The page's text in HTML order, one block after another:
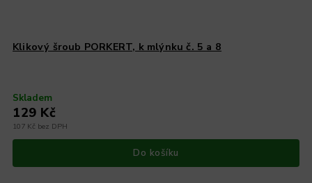
Klikový šroub PORKERT, k mlýnku č. 5 a 8
Skladem
107 Kč bez DPH
129 Kč
Do košíku